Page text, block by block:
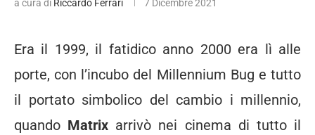
a cura di Riccardo Ferrari 7 Dicembre 2021
Era il 1999, il fatidico anno 2000 era lì alle
porte, con l’incubo del Millennium Bug e tutto
il portato simbolico del cambio i millennio,
quando Matrix arrivò nei cinema di tutto il